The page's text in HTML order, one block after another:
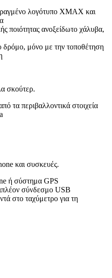
λογότυπο XMAX και
ποιότητας ανοξείδωτο χάλυβα,
δρόμο, μόνο με την τοποθέτηση
σκούτερ.
τα περιβαλλοντικά στοιχεία
και συσκευές.
ή σύστημα GPS
σύνδεσμο USB
στο ταχύμετρο για τη